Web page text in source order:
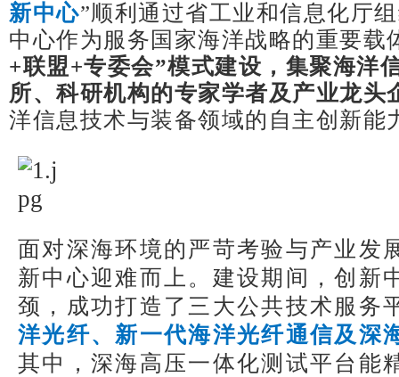
新中心”顺利通过省工业和信息化厅
中心作为服务国家海洋战略的重要载
+联盟+专委会”模式建设，集聚海洋
所、科研机构的专家学者及产业龙头
洋信息技术与装备领域的自主创新能
面对深海环境的严苛考验与产业发
新中心迎难而上。建设期间，创新
颈，成功打造了三大公共技术服务
洋光纤、新一代海洋光纤通信及深
其中，深海高压一体化测试平台能